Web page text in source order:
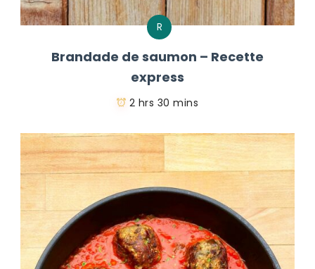
R
Brandade de saumon – Recette
express
2 hrs 30 mins